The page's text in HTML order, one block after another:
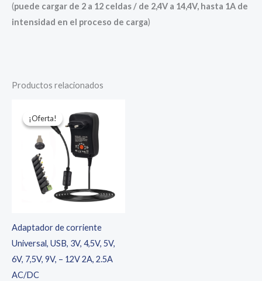
/
(puede cargar de 2 a 12 celdas / de 2,4V a 14,4V, hasta 1A de
intensidad en el proceso de carga)
Productos relacionados
¡Oferta!
¡Oferta!
Adaptador de corriente
Universal, USB, 3V, 4,5V, 5V,
6V, 7,5V, 9V, – 12V 2A, 2.5A
AC/DC